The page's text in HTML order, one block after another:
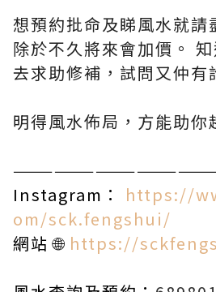
想預約批命及睇風水就請
除於不久將來會加價。
去求助修補，試問又仲有
明得風水佈局，方能助你
Instagram： https://
om/sck.fengshui/
網站 🌐 https://